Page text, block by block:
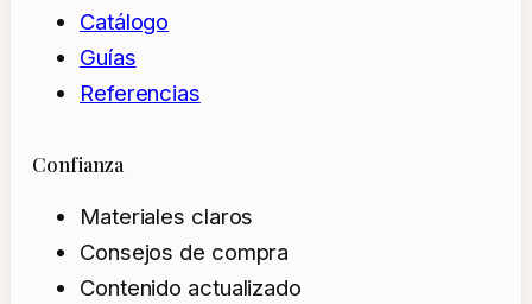
Catálogo
Guías
Referencias
Confianza
Materiales claros
Consejos de compra
Contenido actualizado